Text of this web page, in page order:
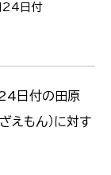
24日付
24日付の田原
えもん）に対す